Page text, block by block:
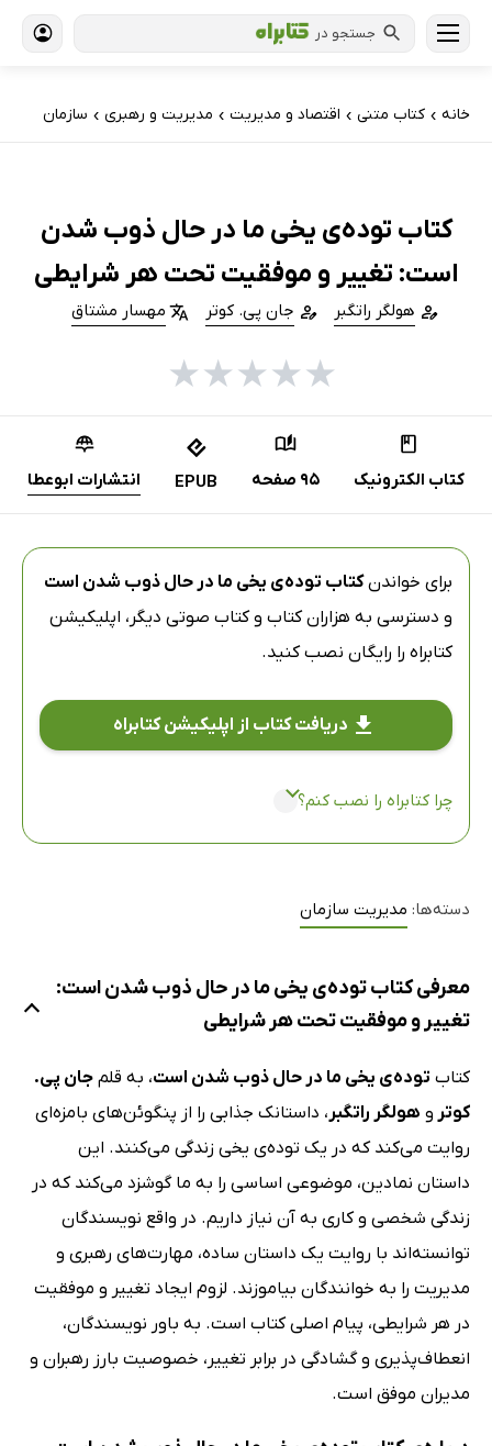
جستجو در
خانه › کتاب‌ متنی › اقتصاد و مدیریت › مدیریت و رهبری › سازمان
کتاب توده‌ی یخی ما در حال ذوب شدن
است: تغییر و موفقیت تحت هر شرایطی
هولگر راتگبر جان پی. کوتر مهسار مشتاق
★
★
★
★
★
کتاب الکترونیک 95 صفحه EPUB انتشارات ابوعطا
برای خواندنکتاب توده‌ی یخی ما در حال ذوب شدن است
و دسترسی به هزاران کتاب و کتاب صوتی دیگر، اپلیکیشن
کتابراه را رایگان نصب کنید.
دریافت کتاب از اپلیکیشن کتابراه
چرا کتابراه را نصب کنم؟
دسته‌ها: مدیریت سازمان
معرفی کتاب توده‌ی یخی ما در حال ذوب شدن است:
تغییر و موفقیت تحت هر شرایطی
کتاب توده‌ی یخی ما در حال ذوب شدن است، به قلم جان پی.
کوتر و هولگر راتگبر، داستانک جذابی را از پنگو‌ئن‌های بامزه‌ای
روایت می‌کند که در یک توده‌ی یخی زندگی می‌کنند. این
داستان نمادین، موضوعی اساسی را به ما گوشزد می‌کند که در
زندگی شخصی و کاری به آن نیاز داریم. در واقع نویسندگان
توانسته‌اند با روایت یک داستان ساده، مهارت‌های رهبری و
مدیریت را به خوانندگان بیاموزند. لزوم ایجاد تغییر و موفقیت
در هر شرایطی، پیام اصلی کتاب است. به باور نویسندگان،
انعطاف‌پذیری و گشادگی در برابر تغییر، خصوصیت بارز رهبران و
مدیران موفق است.